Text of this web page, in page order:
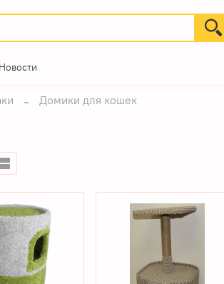
Новости
Домики для кошек